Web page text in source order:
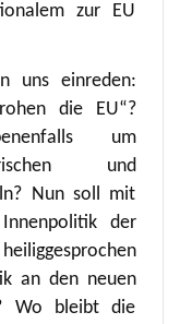
zur EU
uns einreden:
die EU“?
um
und
Nun soll mit
der
an den neuen
Wo bleibt die